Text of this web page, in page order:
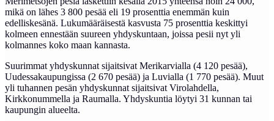
mikä on lähes 3 800 pesää eli 19 prosenttia enemmän kuin
edelliskesänä. Lukumääräisestä kasvusta 75 prosenttia keskittyi
kolmeen ennestään suureen yhdyskuntaan, joissa pesii nyt yli
kolmannes koko maan kannasta.
Suurimmat yhdyskunnat sijaitsivat Merikarvialla (4 120 pesää),
Uudessakaupungissa (2 670 pesää) ja Luvialla (1 770 pesää). Muut
yli tuhannen pesän yhdyskunnat sijaitsivat Virolahdella,
Kirkkonummella ja Raumalla. Yhdyskuntia löytyi 31 kunnan tai
kaupungin alueelta.